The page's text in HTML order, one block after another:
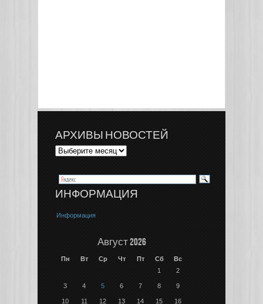
АРХИВЫ НОВОСТЕЙ
ИНФОРМАЦИЯ
Информация
Август 2026
Пн Вт Ср Чт Пт Сб
Вс
1
2
3 4 5 6 7 8 9
10 11 12 13 14 15 16